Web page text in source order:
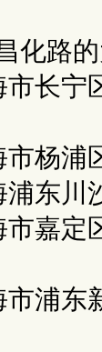
化路
长宁
杨浦
东川
嘉定
浦东